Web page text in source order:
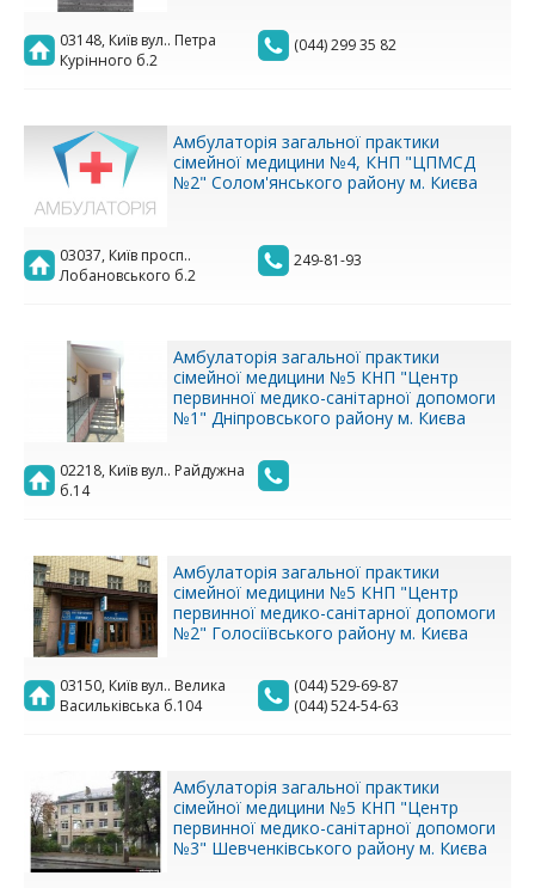
03148, Київ вул.. Петра
Курінного б.2
(044) 299 35 82
Амбулаторія загальної практики
сімейної медицини №4, КНП "ЦПМСД
№2" Солом'янського району м. Києва
03037, Київ просп..
Лобановського б.2
249-81-93
Амбулаторія загальної практики
сімейної медицини №5 КНП "Центр
первинної медико-санітарної допомоги
№1" Дніпровського району м. Києва
02218, Київ вул.. Райдужна
б.14
Амбулаторія загальної практики
сімейної медицини №5 КНП "Центр
первинної медико-санітарної допомоги
№2" Голосіївського району м. Києва
03150, Київ вул.. Велика
Васильківська б.104
(044) 529-69-87
(044) 524-54-63
Амбулаторія загальної практики
сімейної медицини №5 КНП "Центр
первинної медико-санітарної допомоги
№3" Шевченківського району м. Києва